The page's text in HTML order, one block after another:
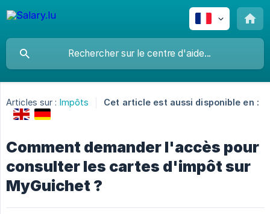
Articles sur : Impôts Cet article est aussi disponible en :
Comment demander l'accès pour
consulter les cartes d'impôt sur
MyGuichet ?